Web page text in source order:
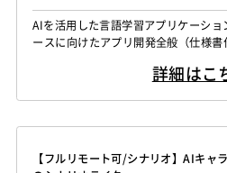
AIを活用した言語学習アプリケーシ
ースに向けたアプリ開発全般（仕様
周りの仕様書作成と進行管理をメイ
ーへのプロット依頼・受け取り、...
詳細はこ
【フルリモート可/シナリオ】AIキャ